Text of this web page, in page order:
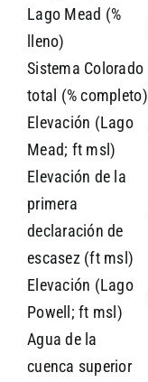
Lago Mead (%
lleno)
Sistema Colorado
total (% completo)
Elevación (Lago
Mead; ft msl)
Elevación de la
primera
declaración de
escasez (ft msl)
Elevación (Lago
Powell; ft msl)
Agua de la
cuenca superior